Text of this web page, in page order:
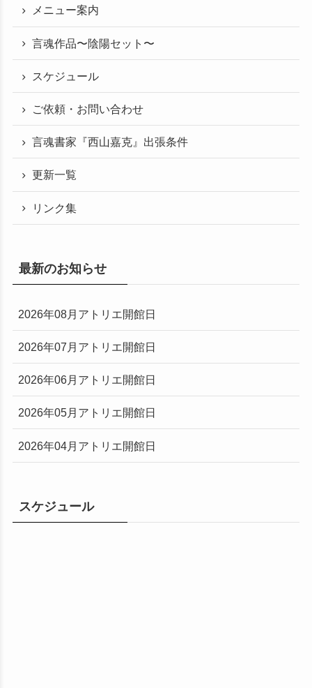
メニュー案内
言魂作品〜陰陽セット〜
スケジュール
ご依頼・お問い合わせ
言魂書家『西山嘉克』出張条件
更新一覧
リンク集
最新のお知らせ
2026年08月アトリエ開館日
2026年07月アトリエ開館日
2026年06月アトリエ開館日
2026年05月アトリエ開館日
2026年04月アトリエ開館日
スケジュール